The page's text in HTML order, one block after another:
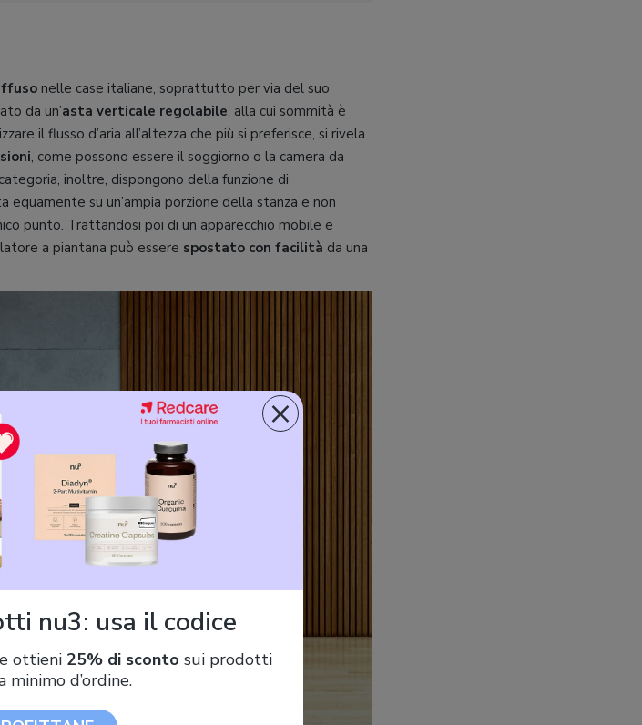
nelle case italiane, soprattutto per via del suo
da un’asta verticale regolabile, alla cui sommità è
il flusso d’aria all’altezza che più si preferisce, si rivela
, come possono essere il soggiorno o la camera da
inoltre, dispongono della funzione di
equamente su un’ampia porzione della stanza e non
punto. Trattandosi poi di un apparecchio mobile e
a piantana può essere spostato con facilità da una
×
nu3: usa il codice
ottieni 25% di sconto sui prodotti
minimo d’ordine.